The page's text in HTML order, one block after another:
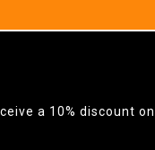
a 10% discount on